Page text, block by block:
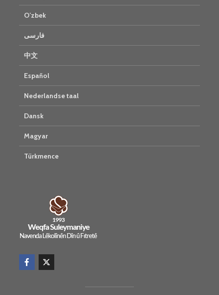
O’zbek
فارسی
中文
Español
Nederlandse taal
Dansk
Magyar
Türkmence